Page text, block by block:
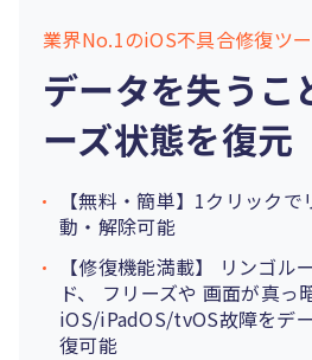
業界No.1のiOS不具合修復ツ
データを失うこ
ーズ状態を復元
【無料・簡単】1クリック
動・解除可能
【修復機能満載】
リンゴル
ド、 フリーズや 画面が真っ
iOS/iPadOS/tvOS故障をデ
復可能